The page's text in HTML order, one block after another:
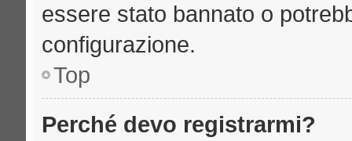
essere stato bannato o
configurazione.
Top
Perché devo registrarmi?